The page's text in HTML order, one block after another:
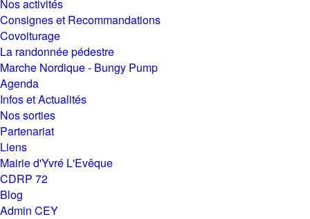
Nos activités
Consignes et Recommandations
Covoiturage
La randonnée pédestre
Marche Nordique - Bungy Pump
Agenda
Infos et Actualités
Nos sorties
Partenariat
Liens
Mairie d'Yvré L'Evêque
CDRP 72
Blog
Admin CEY